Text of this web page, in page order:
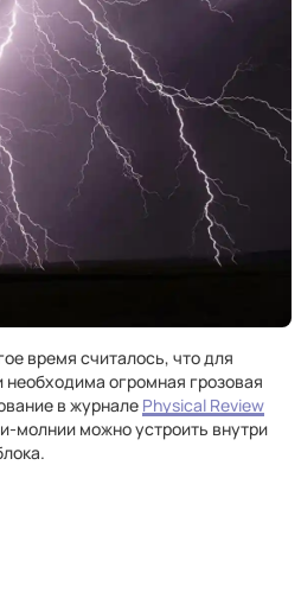
время считалось, что для
огромная грозовая
в журнале Physical Review
молнии можно устроить внутри